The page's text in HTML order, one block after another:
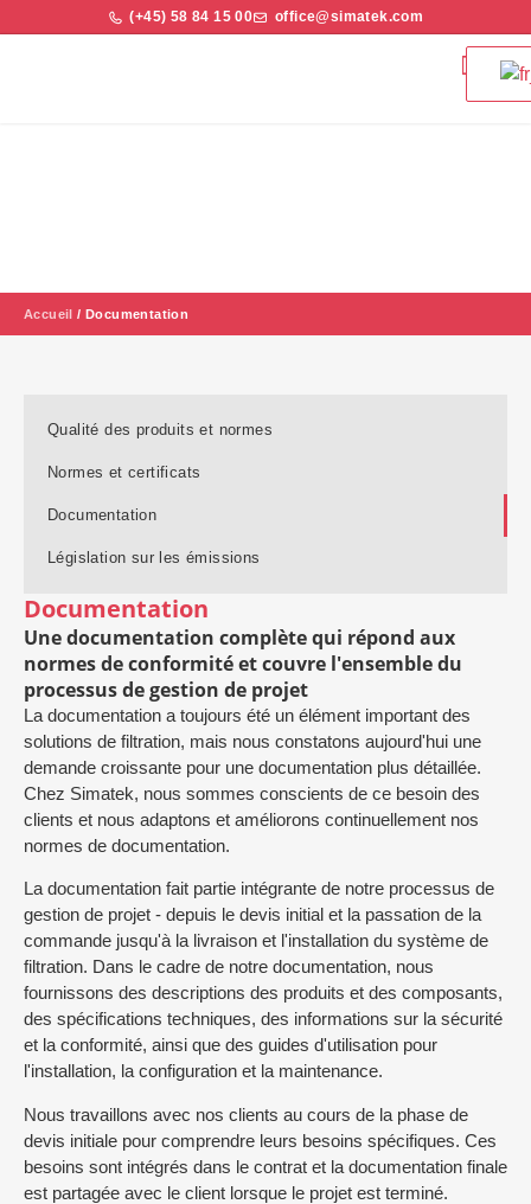
(+45) 58 84 15 00 office@simatek.com
Accueil /Documentation
Qualité des produits et normes
Normes et certificats
Documentation
Législation sur les émissions
Documentation
Une documentation complète qui répond aux
normes de conformité et couvre l'ensemble du
processus de gestion de projet
La documentation a toujours été un élément important des
solutions de filtration, mais nous constatons aujourd'hui une
demande croissante pour une documentation plus détaillée.
Chez Simatek, nous sommes conscients de ce besoin des
clients et nous adaptons et améliorons continuellement nos
normes de documentation.
La documentation fait partie intégrante de notre processus de
gestion de projet - depuis le devis initial et la passation de la
commande jusqu'à la livraison et l'installation du système de
filtration. Dans le cadre de notre documentation, nous
fournissons des descriptions des produits et des composants,
des spécifications techniques, des informations sur la sécurité
et la conformité, ainsi que des guides d'utilisation pour
l'installation, la configuration et la maintenance.
Nous travaillons avec nos clients au cours de la phase de
devis initiale pour comprendre leurs besoins spécifiques. Ces
besoins sont intégrés dans le contrat et la documentation finale
est partagée avec le client lorsque le projet est terminé.